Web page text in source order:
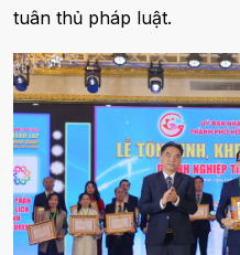
tuân thủ pháp luật.